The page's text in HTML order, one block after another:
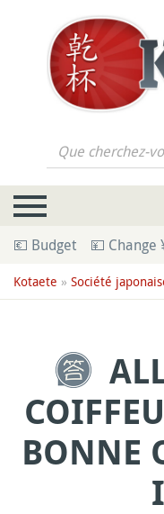
Que cherchez-
💶 Budget 💴 Change
Kotaete » Société
BONNE